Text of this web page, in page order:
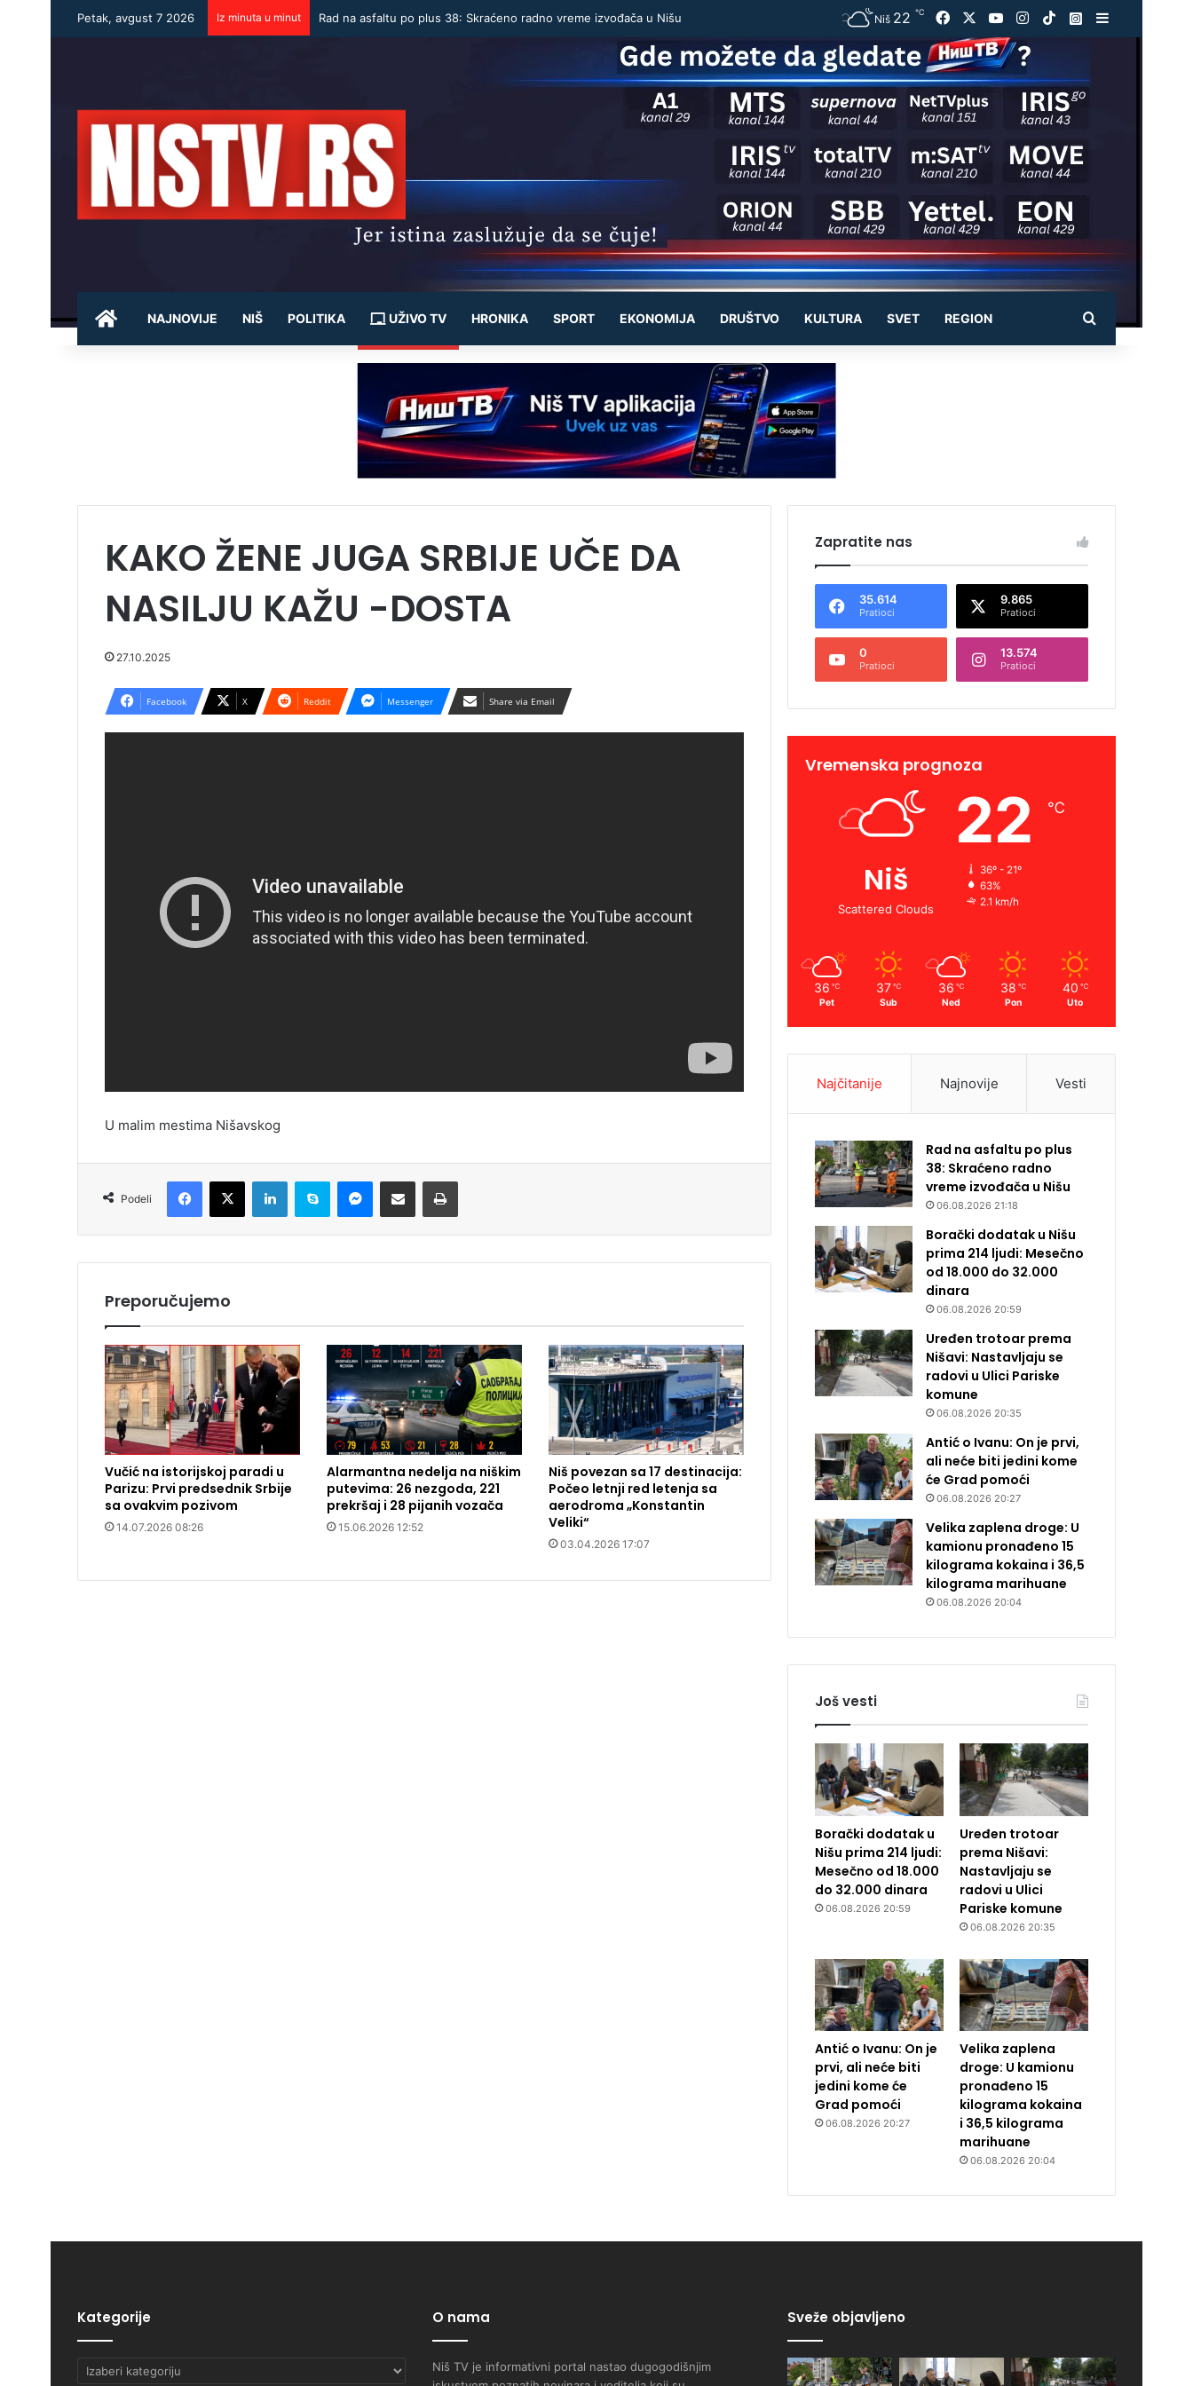
Petak, avgust 7 2026 Iz minuta u minut Rad na asfaltu po plus 38: Skraćeno radno vreme izvođača u Nišu Niš 22 ℃ Facebook YouTubeInstagram
TikTokInstagram
POČETNA
NAJNOVIJE NIŠ POLITIKA UŽIVO TV HRONIKA SPORT EKONOMIJA DRUŠTVO KULTURA SVET REGION Pretraži
KAKO ŽENE JUGA SRBIJE UČE DA
NASILJU KAŽU -DOSTA
27.10.2025
Facebook X Reddit Messenger Share via Email
U malim mestima Nišavskog
Podeli
Preporučujemo
Vučić na istorijskoj paradi u
Parizu: Prvi predsednik Srbije
sa ovakvim pozivom
14.07.2026 08:26
Alarmantna nedelja na niškim
putevima: 26 nezgoda, 221
prekršaj i 28 pijanih vozača
15.06.2026 12:52
Niš povezan sa 17 destinacija:
Počeo letnji red letenja sa
aerodroma „Konstantin
Veliki“
03.04.2026 17:07
Zapratite nas
35.614
Pratioci
9.865
Pratioci
0
Pratioci
13.574
Pratioci
Vremenska prognoza
Niš
Scattered Clouds
22 ℃
36º - 21º
63%
2.1 km/h
36 ℃
Pet
37 ℃
Sub
36 ℃
Ned
38 ℃
Pon
40 ℃
Uto
Najčitanije Najnovije Vesti
Rad na asfaltu po plus
38: Skraćeno radno
vreme izvođača u Nišu
06.08.2026 21:18
Borački dodatak u Nišu
prima 214 ljudi: Mesečno
od 18.000 do 32.000
dinara
06.08.2026 20:59
Uređen trotoar prema
Nišavi: Nastavljaju se
radovi u Ulici Pariske
komune
06.08.2026 20:35
Antić o Ivanu: On je prvi,
ali neće biti jedini kome
će Grad pomoći
06.08.2026 20:27
Velika zaplena droge: U
kamionu pronađeno 15
kilograma kokaina i 36,5
kilograma marihuane
06.08.2026 20:04
Još vesti
Borački dodatak u
Nišu prima 214 ljudi:
Mesečno od 18.000
do 32.000 dinara
06.08.2026 20:59
Uređen trotoar
prema Nišavi:
Nastavljaju se
radovi u Ulici
Pariske komune
06.08.2026 20:35
Antić o Ivanu: On je
prvi, ali neće biti
jedini kome će
Grad pomoći
06.08.2026 20:27
Velika zaplena
droge: U kamionu
pronađeno 15
kilograma kokaina
i 36,5 kilograma
marihuane
06.08.2026 20:04
Kategorije
Kategorije
O nama
Niš TV je informativni portal nastao dugogodišnjim
Sveže objavljeno